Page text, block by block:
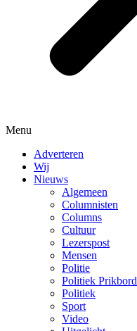
Menu
Adverteren
Wij
Nieuws
Algemeen
Columnisten
Columns
Cultuur
Lezerspost
Mensen
Politie
Politiek Prikbord
Politiek
Sport
Video